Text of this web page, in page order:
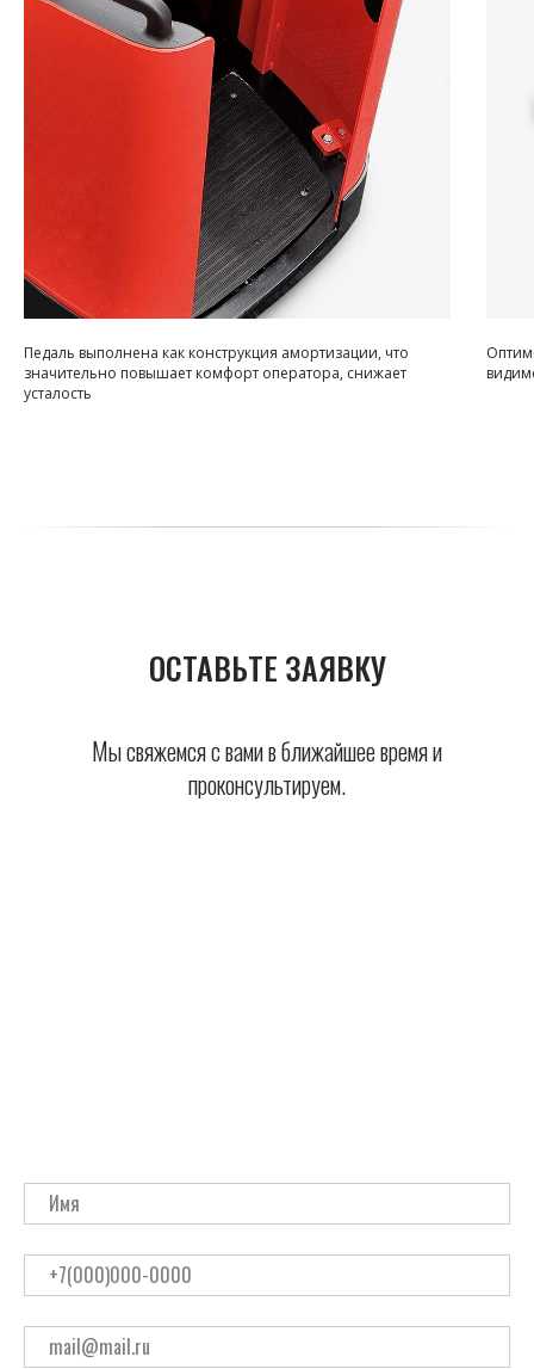
Педаль выполнена как конструкция амортизации, что
значительно повышает комфорт оператора, снижает
усталость
ОСТАВЬТЕ ЗАЯВКУ
Мы свяжемся с вами в ближайшее время и
проконсультируем.